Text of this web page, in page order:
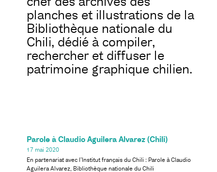
planches et illustrations de la
Bibliothèque nationale du
Chili, dédié à compiler,
rechercher et diffuser le
patrimoine graphique chilien.
Parole à Claudio Aguilera Alvarez (Chili)
17 mai 2020
En partenariat avec l’Institut français du Chili : Parole à Claudio
Aguilera Alvarez, Bibliothèque nationale du Chili